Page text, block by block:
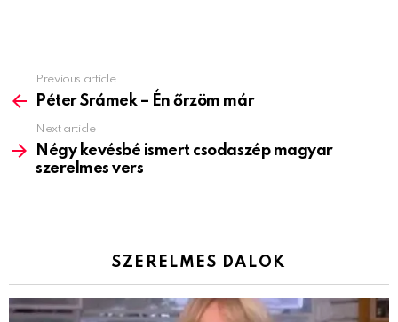
more
Previous article
Péter Srámek – Én őrzöm már
Next article
Négy kevésbé ismert csodaszép magyar
szerelmes vers
SZERELMES DALOK